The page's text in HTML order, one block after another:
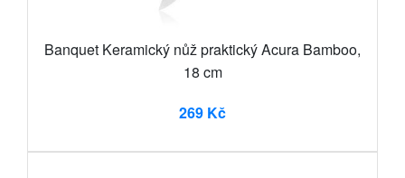
Banquet Keramický nůž praktický Acura Bamboo,
18 cm
269 Kč